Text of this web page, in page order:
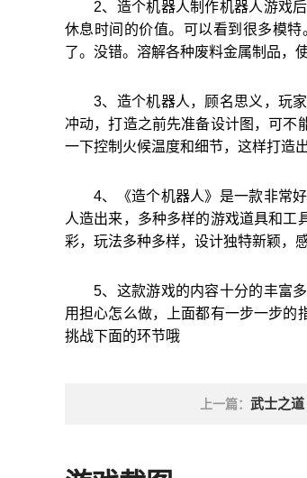
2、造个机器人制作机器人游戏
休息时间的价值。可以看到很多模
了。没错。溶解各种废料金属制品，
3、造个机器人，顾名思义，玩
冲动，打造之前先准备设计图，可不
一下控制火候温度和细节，这样打造
4、《造个机器人》是一款非常
人造出来，多种多样的游戏道具和工
彩，玩法多种多样，设计独特新颖，
5、这款游戏的内容十分的丰富
用担心怎么做，上面都有一步一步的
挑战下面的环节哦
上一篇： 武士之道